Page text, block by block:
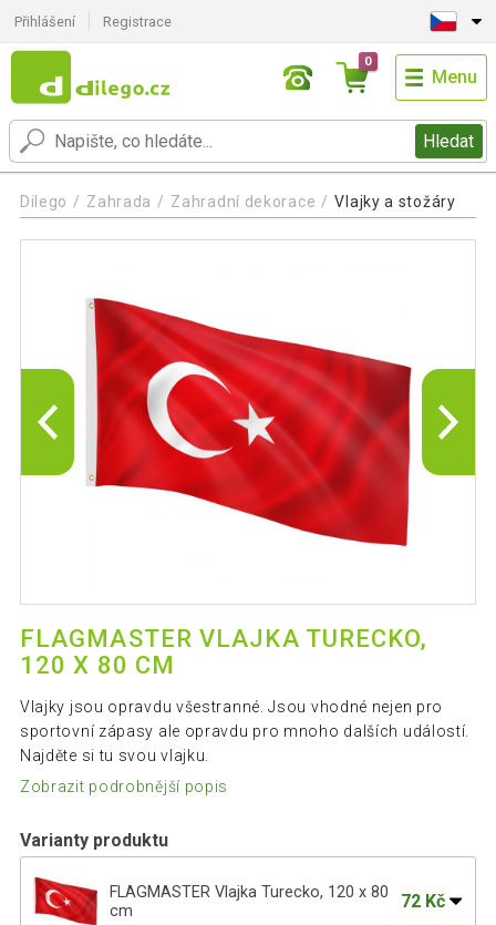
Přihlášení Registrace
Hledat
0
Menu
Dilego Zahrada Zahradní dekorace Vlajky a stožáry
FLAGMASTER VLAJKA TURECKO,
120 X 80 CM
Vlajky jsou opravdu všestranné. Jsou vhodné nejen pro
sportovní zápasy ale opravdu pro mnoho dalších událostí.
Najděte si tu svou vlajku.
Zobrazit podrobnější popis
Varianty produktu
FLAGMASTER Vlajka Turecko, 120 x 80
cm
72 Kč